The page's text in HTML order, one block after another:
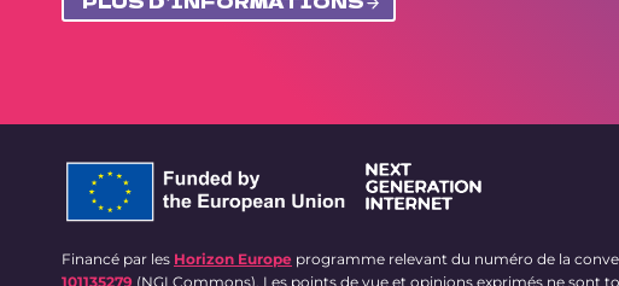
Financé par les Horizon Europe programme relevant du numéro de la
101135279 (NGI Commons). Les points de vue et opinions exprimés ne sont